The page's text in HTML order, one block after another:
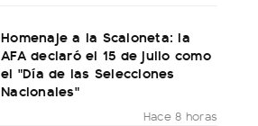
Homenaje a la Scaloneta: la
AFA declaró el 15 de julio como
el "Día de las Selecciones
Nacionales"
Hace 8 horas